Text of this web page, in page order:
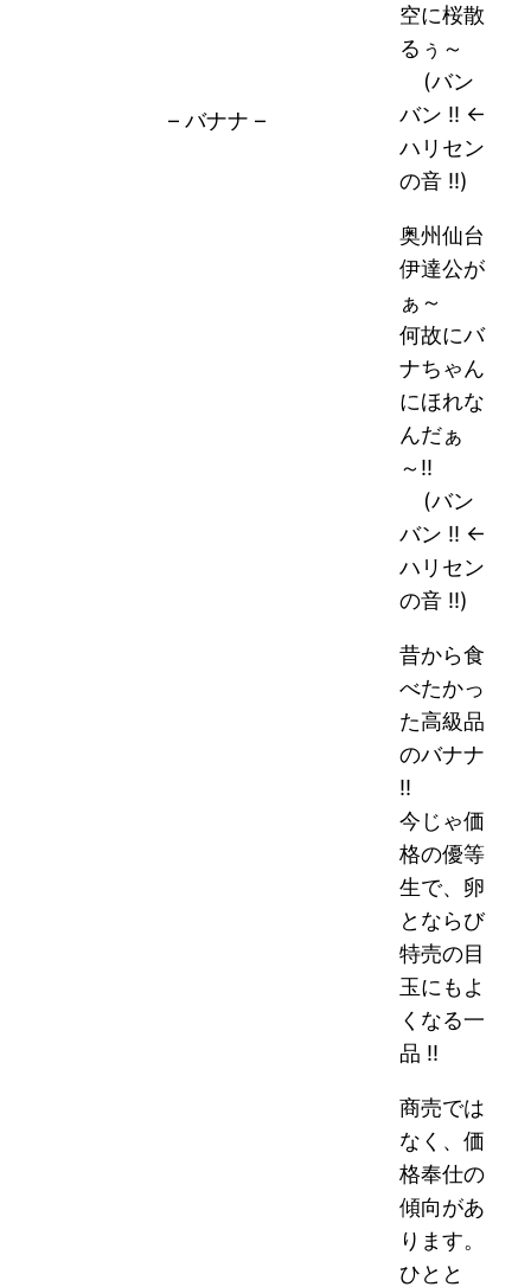
– バナナ –
空に桜散
るぅ～
(バン
バン !! ←
ハリセン
の音 !!)
奥州仙台
伊達公が
ぁ～
何故にバ
ナちゃん
にほれな
んだぁ
～!!
(バン
バン !! ←
ハリセン
の音 !!)
昔から食
べたかっ
た高級品
のバナナ
!!
今じゃ価
格の優等
生で、卵
とならび
特売の目
玉にもよ
くなる一
品 !!
商売では
なく、価
格奉仕の
傾向があ
ります。
ひとと